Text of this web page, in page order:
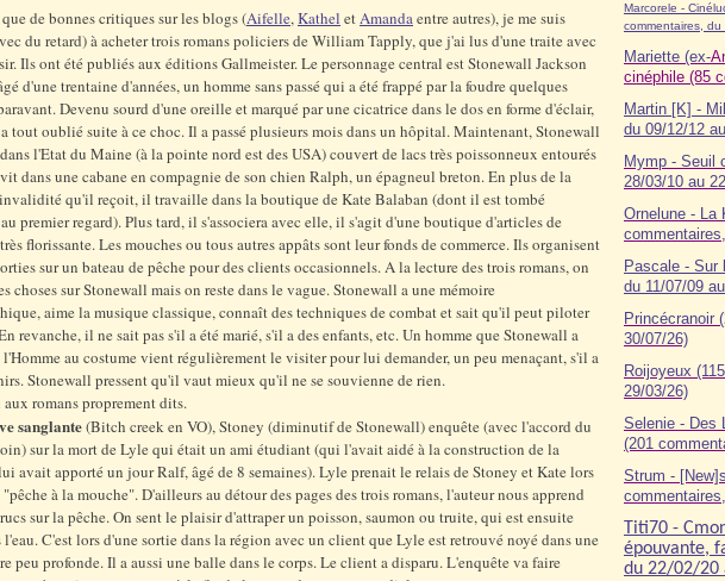
de bonnes critiques sur les blogs (Aifelle,Kathel etAmandaentre autres), je me suis
du retard) à acheter trois romans policiers de William Tapply, que j'ai lus d'une traite avec
Ils ont été publiés aux éditions Gallmeister. Le personnage central est Stonewall Jackson
d'une trentaine d'années, un homme sans passé qui a été frappé par la foudre quelques
Devenu sourd d'une oreille et marqué par une cicatrice dans le dos en forme d'éclair,
tout oublié suite à ce choc. Il a passé plusieurs mois dans un hôpital. Maintenant, Stonewall
l'Etat du Maine (à la pointe nord est des USA) couvert de lacs très poissonneux entourés
dans une cabane en compagnie de son chien Ralph, un épagneul breton. En plus de la
qu'il reçoit, il travaille dans la boutique de Kate Balaban (dont il est tombé
premier regard). Plus tard, il s'associera avec elle, il s'agit d'une boutique d'articles de
florissante. Les mouches ou tous autres appâts sont leur fonds de commerce. Ils organisent
sur un bateau de pêche pour des clients occasionnels. A la lecture des trois romans, on
choses sur Stonewall mais on reste dans le vague. Stonewall a une mémoire
aime la musique classique, connaît des techniques de combat et sait qu'il peut piloter
revanche, il ne sait pas s'il a été marié, s'il a des enfants, etc. Un homme que Stonewall a
au costume vient régulièrement le visiter pour lui demander, un peu menaçant,s'il a
Stonewall pressent qu'il vaut mieux qu'il ne se souvienne de rien.
aux romans proprement dits.
sanglante(Bitch creek en VO), Stoney (diminutif de Stonewall) enquête (avec l'accord du
sur la mort de Lyle qui était un ami étudiant (qui l'avait aidé à la construction de la
avait apporté un jour Ralf, âgé de 8 semaines). Lyle prenait le relais de Stoney et Kate lors
"pêche à la mouche". D'ailleurs au détour des pages des trois romans, l'auteur nous apprend
sur la pêche. On sent le plaisir d'attraper un poisson, saumon ou truite, qui est ensuite
l'eau. C'est lors d'une sortie dans la région avec un client que Lyle est retrouvé noyé dans une
peu profonde. Il a aussi une balle dans le corps. Le client a disparu. L'enquête va faire
Marcorele -
commentaires,
Mariette (ex-
cinéphile (85
Martin [K] -
du 09/12/12
Mymp - Seuil
28/03/10 au
Ornelune - La
Pascale - Sur
du 11/07/09
Princécranoir
30/07/26)
Roijoyeux
29/03/26)
Selenie - Des
(201
Strum -
Titi70 -
épouvante,
du 22/02/20